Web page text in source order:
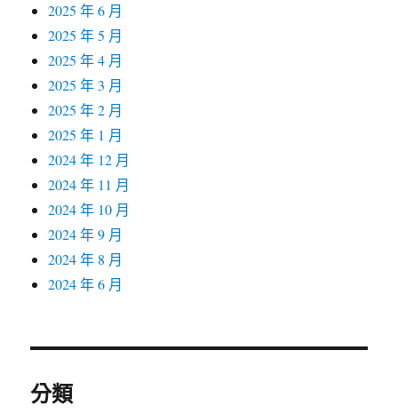
2025 年 6 月
2025 年 5 月
2025 年 4 月
2025 年 3 月
2025 年 2 月
2025 年 1 月
2024 年 12 月
2024 年 11 月
2024 年 10 月
2024 年 9 月
2024 年 8 月
2024 年 6 月
分類